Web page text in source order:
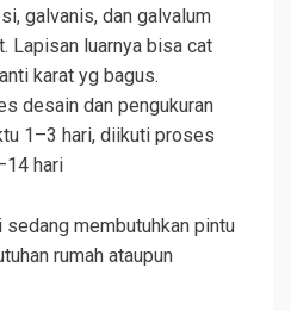
galvanis, dan galvalum
Lapisan luarnya bisa cat
karat yg bagus.
desain dan pengukuran
1–3 hari, diikuti proses
hari
sedang membutuhkan pintu
rumah ataupun